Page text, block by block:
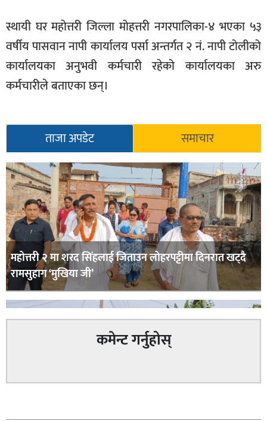
स्थायी घर महोत्तरी जिल्ला मोहत्तरी नगरपालिका-४ भएका ५३
वर्षीय पासवान नापी कार्यालय पर्सा अन्तर्गत २ नं. नापी टोलीको
कार्यालयका अनुभवी कर्मचारी रहेको कार्यालयका अरु
कर्मचारीले बताएका छन्।
ताजा अपडेट समाचार
महोत्तरी २ मा शरद सिंहलाई जिताउन लोहरपट्टीमा दिनरात खट्दै
रामसुहाग ‘मुखिया जी’
कमेन्ट गर्नुहोस्